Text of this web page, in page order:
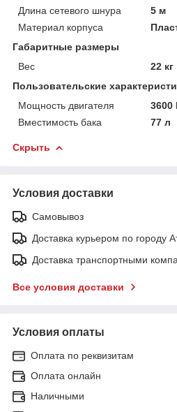
Длина сетевого шнура
5 м
Материал корпуса
Габаритные размеры
Вес
22 кг
Пользовательские
Мощность двигателя
3600
Вместимость бака
77 л
Скрыть
Условия доставки
Самовывоз
Доставка курьером по городу
Доставка транспортными
Все условия доставки
Условия оплаты
Оплата по реквизитам
Оплата онлайн
Наличными